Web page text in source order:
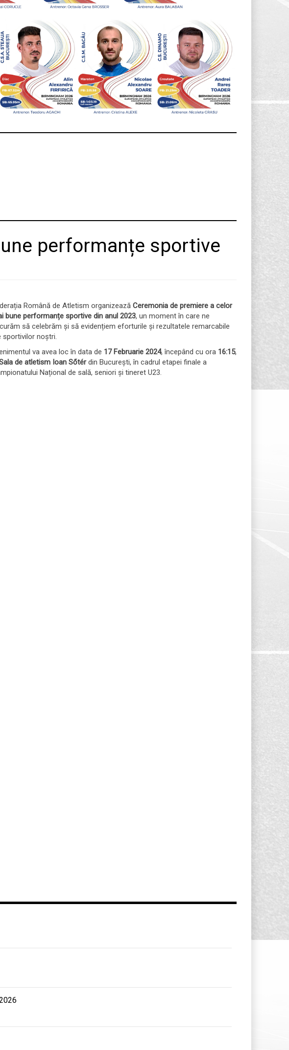
performanțe sportive
Română de Atletism organizează Ceremonia de premiere a celor
bune performanțe sportive din anul 2023, un moment în care ne
să celebrăm și să evidențiem eforturile și rezultatele remarcabile
sportivilor noștri.
va avea loc în data de 17 Februarie 2024, începând cu ora 16:15,
de atletism Ioan Sőtérdin București, în cadrul etapei finale a
Național de sală, seniori și tineret U23.